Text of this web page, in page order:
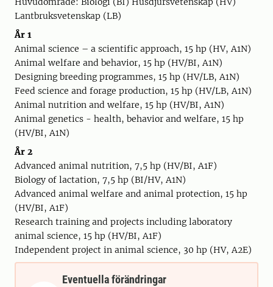
Lantbruksvetenskap (LB)
År 1
Animal science – a scientific approach, 15 hp (HV, A1N)
Animal welfare and behavior, 15 hp (HV/BI, A1N)
Designing breeding programmes, 15 hp (HV/LB, A1N)
Feed science and forage production, 15 hp (HV/LB, A1N)
Animal nutrition and welfare, 15 hp (HV/BI, A1N)
Animal genetics - health, behavior and welfare, 15 hp
(HV/BI, A1N)
År 2
Advanced animal nutrition, 7,5 hp (HV/BI, A1F)
Biology of lactation, 7,5 hp (BI/HV, A1N)
Advanced animal welfare and animal protection, 15 hp
(HV/BI, A1F)
Research training and projects including laboratory
animal science, 15 hp (HV/BI, A1F)
Independent project in animal science, 30 hp (HV, A2E)
Eventuella förändringar